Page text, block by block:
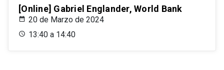
[Online] Gabriel Englander, World Bank
20 de Marzo de 2024
13:40 a 14:40